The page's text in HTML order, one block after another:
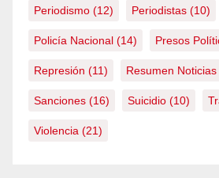
Periodismo (12) Periodistas (10)
Policía Nacional (14) Presos
Represión (11) Resumen Noticias
Sanciones (16) Suicidio (10)
Violencia (21)